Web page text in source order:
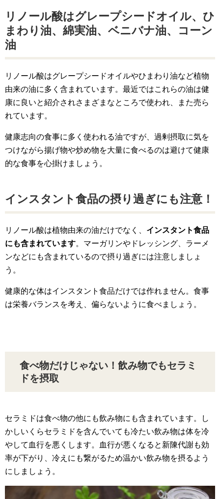
リノール酸はグレープシードオイル、ひ
まわり油、綿実油、ベニバナ油、コーン
油
リノール酸はグレープシードオイルやひまわり油など植物
由来の油に多く含まれています。最近ではこれらの油は健
康に良いと紹介されさまざまなところで使われ、また売ら
れています。
健康志向の食事に多く使われる油ですが、過剰摂取に気を
つけながら揚げ物や炒め物を大量に食べるのは避けて健康
的な食事を心掛けましょう。
インスタント食品の摂り過ぎにも注意！
リノール酸は植物由来の油だけでなく、 インスタント食品
にも含まれています。マーガリンやドレッシング、ラーメ
ンなどにも含まれているので摂り過ぎには注意しましょ
う。
健康的な体はインスタント食品だけでは作れません。食事
は栄養バランスを考え、偏らないように食べましょう。
食べ物だけじゃない！飲み物でもセラミ
ドを摂取
セラミドは食べ物の他にも飲み物にも含まれています。し
かしいくらセラミドを含んでいても冷たい飲み物は体を冷
やして血行を悪くします。血行が悪くなると新陳代謝も効
率が下がり、冷えにも繋がるため温かい飲み物を摂るよう
にしましょう。